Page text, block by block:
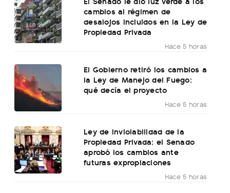
cambios al régimen de
desalojos incluidos en la Ley de
Propiedad Privada
Hace 5 horas
El Gobierno retiró los cambios a
la Ley de Manejo del Fuego:
qué decía el proyecto
Hace 5 horas
Ley de Inviolabilidad de la
Propiedad Privada: el Senado
aprobó los cambios ante
futuras expropiaciones
Hace 5 horas